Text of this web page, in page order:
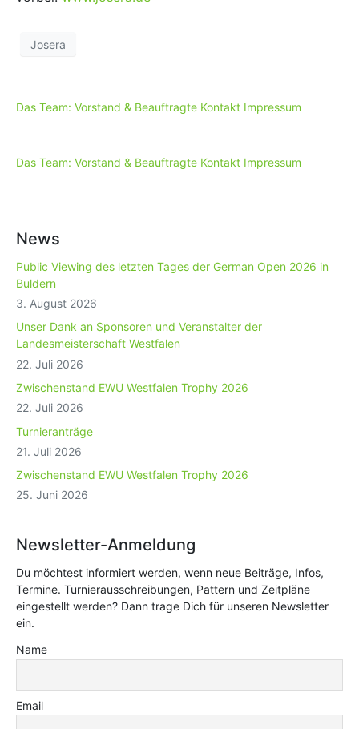
Josera
Das Team: Vorstand & Beauftragte Kontakt Impressum
Das Team: Vorstand & Beauftragte Kontakt Impressum
News
Public Viewing des letzten Tages der German Open 2026 in
Buldern
3. August 2026
Unser Dank an Sponsoren und Veranstalter der
Landesmeisterschaft Westfalen
22. Juli 2026
Zwischenstand EWU Westfalen Trophy 2026
22. Juli 2026
Turnieranträge
21. Juli 2026
Zwischenstand EWU Westfalen Trophy 2026
25. Juni 2026
Newsletter-Anmeldung
Du möchtest informiert werden, wenn neue Beiträge, Infos,
Termine. Turnierausschreibungen, Pattern und Zeitpläne
eingestellt werden? Dann trage Dich für unseren Newsletter
ein.
Name
Email